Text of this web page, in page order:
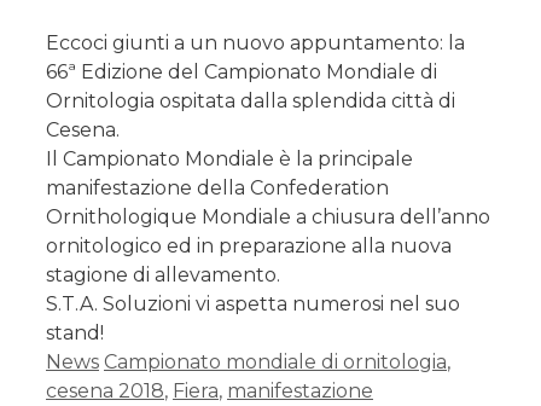
Eccoci giunti a un nuovo appuntamento: la
66ª Edizione del Campionato Mondiale di
Ornitologia ospitata dalla splendida città di
Cesena.
Il Campionato Mondiale è la principale
manifestazione della Confederation
Ornithologique Mondiale a chiusura dell’anno
ornitologico ed in preparazione alla nuova
stagione di allevamento.
S.T.A. Soluzioni vi aspetta numerosi nel suo
stand!
News Campionato mondiale di ornitologia,
cesena 2018, Fiera, manifestazione